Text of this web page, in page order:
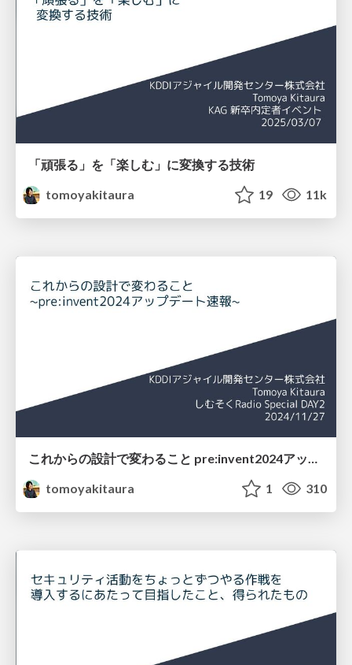
「頑張る」を「楽しむ」に変換する技術
tomoyakitaura
19 11k
これからの設計で変わること pre:invent2024アップデート速報 / pre:invent2024 network update
tomoyakitaura
1 310